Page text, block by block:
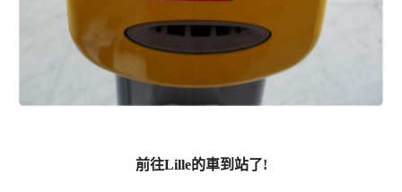
前往Lille的車到站了!